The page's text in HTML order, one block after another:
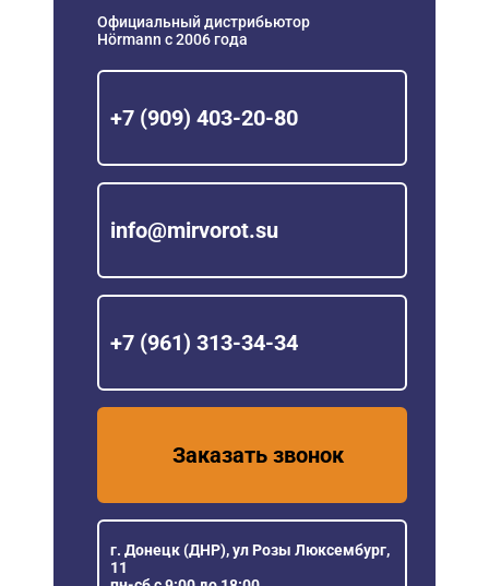
Официальный дистрибьютор
Hörmann с 2006 года
+7 (909) 403-20-80
info@mirvorot.su
+7 (961) 313-34-34
Заказать звонок
г. Донецк (ДНР), ул Розы Люксембург,
11